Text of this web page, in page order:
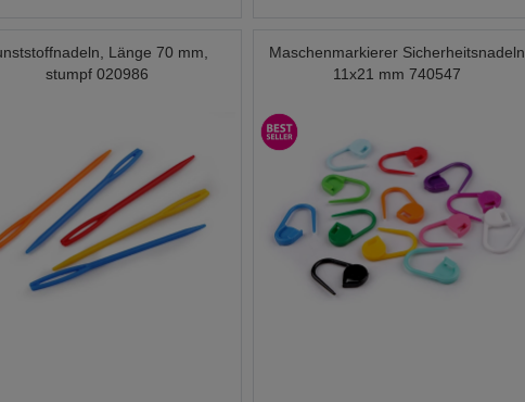
Länge 70 mm,
stumpf 020986
Maschenmarkierer Sicherheitsnadeln
11x21 mm 740547